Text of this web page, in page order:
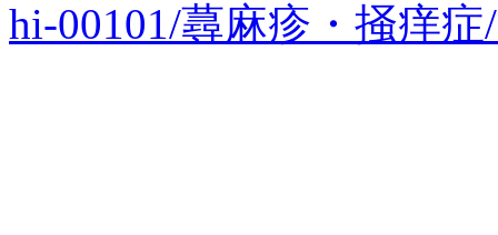
hi-00101/蕁麻疹・掻痒